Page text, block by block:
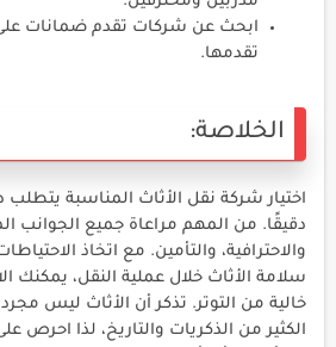
ابحث عن شركات تقدم ضمانات على
تقدمها.
الخلاصة:
اختيار شركة نقل الأثاث المناسبة
دقيقًا. من المهم مراعاة جميع الجوانب
والاحترافية، والتأمين. مع اتخاذ
سلامة الأثاث خلال عملية النقل، يمكنك
خالية من التوتر. تذكر أن الأثاث ليس
الكثير من الذكريات والتاريخ، لذا احرص